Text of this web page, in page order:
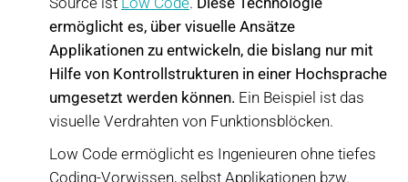
ermöglicht es, über visuelle Ansätze
Applikationen zu entwickeln, die bislang nur mit
Hilfe von Kontrollstrukturen in einer Hochsprache
umgesetzt werden können. Ein Beispiel ist das
visuelle Verdrahten von Funktionsblöcken.
Low Code ermöglicht es Ingenieuren ohne tiefes
Coding-Vorwissen, selbst Applikationen bzw.